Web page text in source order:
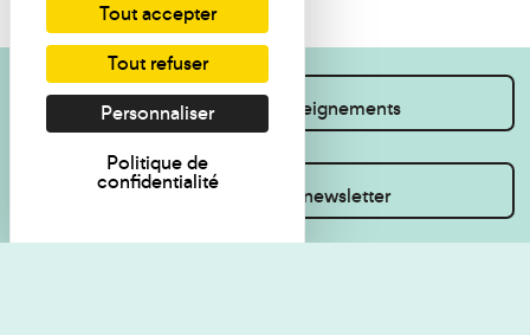
Je souhaite des renseignements
Inscrivez-vous à la newsletter
Tout accepter
Tout refuser
Personnaliser
Politique de
confidentialité